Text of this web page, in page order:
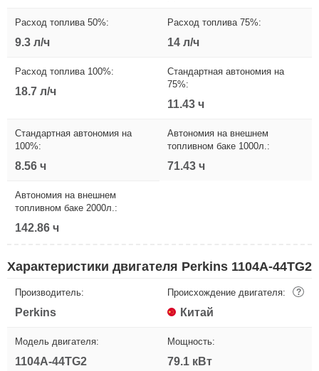
Расход топлива 50%:
9.3 л/ч
Расход топлива 75%:
14 л/ч
Расход топлива 100%:
18.7 л/ч
Стандартная автономия на
75%:
11.43 ч
Стандартная автономия на
100%:
8.56 ч
Автономия на внешнем
топливном баке 1000л.:
71.43 ч
Автономия на внешнем
топливном баке 2000л.:
142.86 ч
Характеристики двигателя Perkins 1104A-44TG2
Производитель:
Perkins
Происхождение двигателя: ?
Китай
Модель двигателя:
1104A-44TG2
Мощность:
79.1 кВт